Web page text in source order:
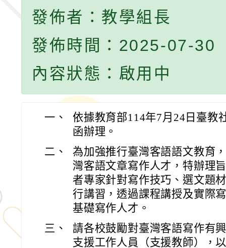
發佈者：教學組長
發佈時間：2025-07-30
內容狀態：啟用中
一、
依據教育部114年7月24日臺教
函辦理。
二、
為加強推行臺灣客語語文教育
灣客語文章寫作人才，特辦理
者專家針對寫作技巧、選文題
行講習，透過課程講授及實際
基礎寫作人才。
三、
請各校鼓勵對臺灣客語寫作有
支援工作人員（支援教師），